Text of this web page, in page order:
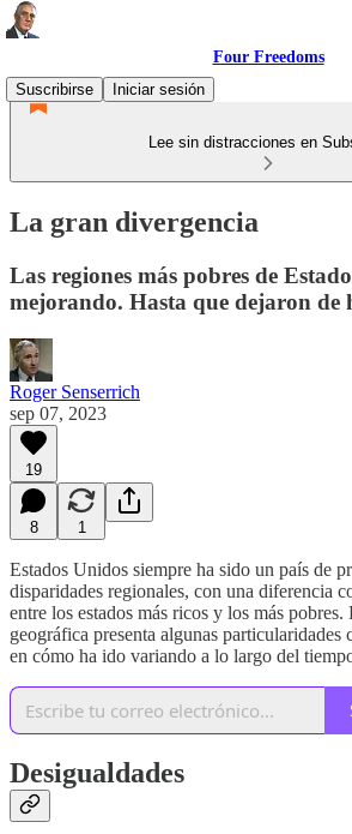
Four Freedoms
Suscribirse
Iniciar sesión
Lee sin distracciones en
La gran divergencia
Las regiones más pobres de
mejorando. Hasta que dejaron de
Roger Senserrich
sep 07, 2023
19
8 1
Estados Unidos siempre ha sido un país de
disparidades regionales, con una diferencia
entre los estados más ricos y los más pobres.
geográfica presenta algunas particularidades
en cómo ha ido variando a lo largo del
Desigualdades